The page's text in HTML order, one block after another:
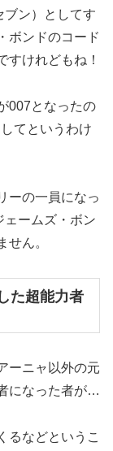
ン）としてす
ボンドのコード
すけれどもね！
007となったの
てというわけ
の一員になっ
ェームズ・ボン
せん。
た超能力者
ーニャ以外の元
になった者が…
るなどというこ